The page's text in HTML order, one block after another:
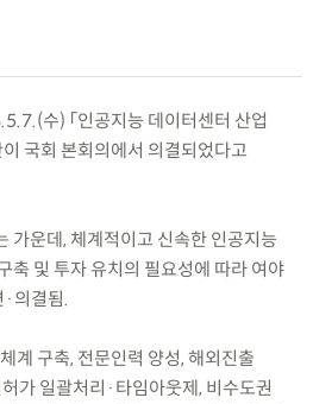
수) 「인공지능 데이터센터 산업
국회 본회의에서 의결되었다고
가운데, 체계적이고 신속한 인공지능
축 및 투자 유치의 필요성에 따라 여야
의결됨.
계 구축, 전문인력 양성, 해외진출
가 일괄처리·타임아웃제, 비수도권